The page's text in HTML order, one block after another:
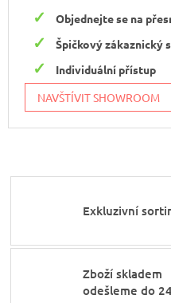
Objednejte se na
Špičkový zákaznický
Individuální přístup
NAVŠTÍVIT SHOWROOM
Exkluzivní
Zboží skladem
odešleme do